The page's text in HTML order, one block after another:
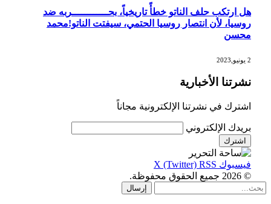
هل ارتكب حلف الناتو خطأً تاريخياً، بحــــــــــــربه ضد
روسيا، لأن انتصار روسيا الحتمي، سيفتت الناتو!محمد
محسن
نشرتنا الأخبارية
اشترك في نشرتنا الإلكترونية مجاناً
بريدك الإلكتروني
فيسبوك X (Twitter) RSS
© 2026 جميع الحقوق محفوظة.
إرسال